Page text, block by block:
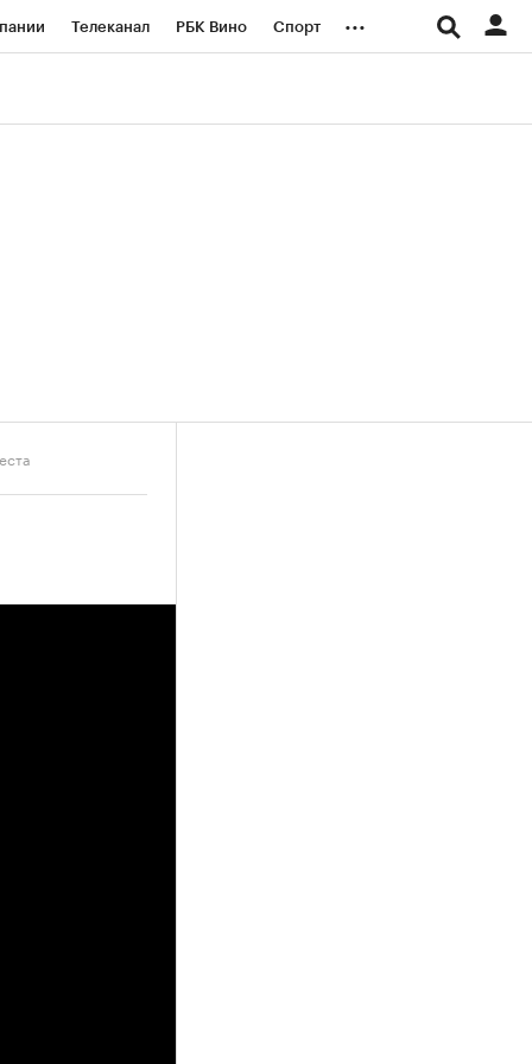
Телеканал РБК Вино Спорт ...